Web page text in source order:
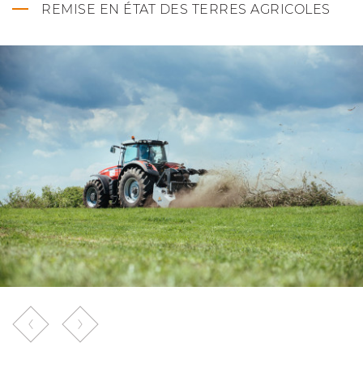
REMISE EN ÉTAT DES TERRES AGRICOLES